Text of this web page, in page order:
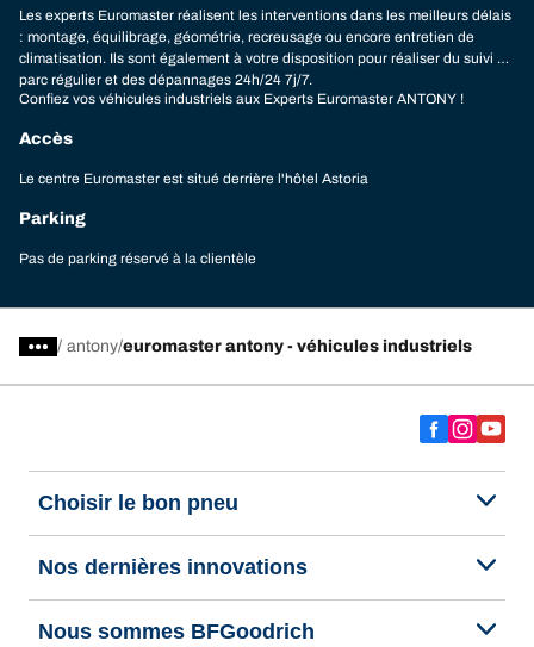
Les experts Euromaster réalisent les interventions dans les meilleurs délais
: montage, équilibrage, géométrie, recreusage ou encore entretien de
climatisation. Ils sont également à votre disposition pour réaliser du suivi de
parc régulier et des dépannages 24h/24 7j/7.
Confiez vos véhicules industriels aux Experts Euromaster ANTONY !
Accès
Le centre Euromaster est situé derrière l'hôtel Astoria
Parking
Pas de parking réservé à la clientèle
/ antony euromaster antony - véhicules industriels
Choisir le bon pneu
Nos dernières innovations
Nous sommes BFGoodrich